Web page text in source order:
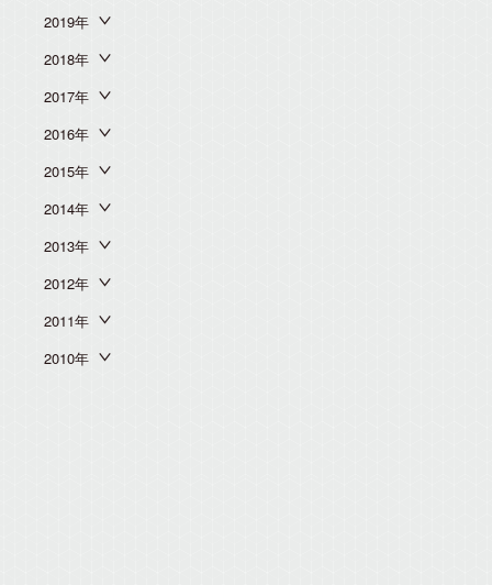
2019年
2018年
2017年
2016年
2015年
2014年
2013年
2012年
2011年
2010年